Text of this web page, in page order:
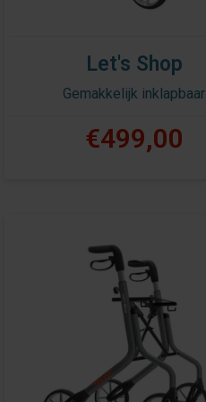
Let's Shop
Gemakkelijk inklapbaar
€499,00